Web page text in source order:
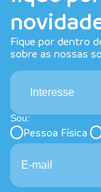
Fique por dentro
sobre as nossas
Interesse
Sou:
Pessoa Física